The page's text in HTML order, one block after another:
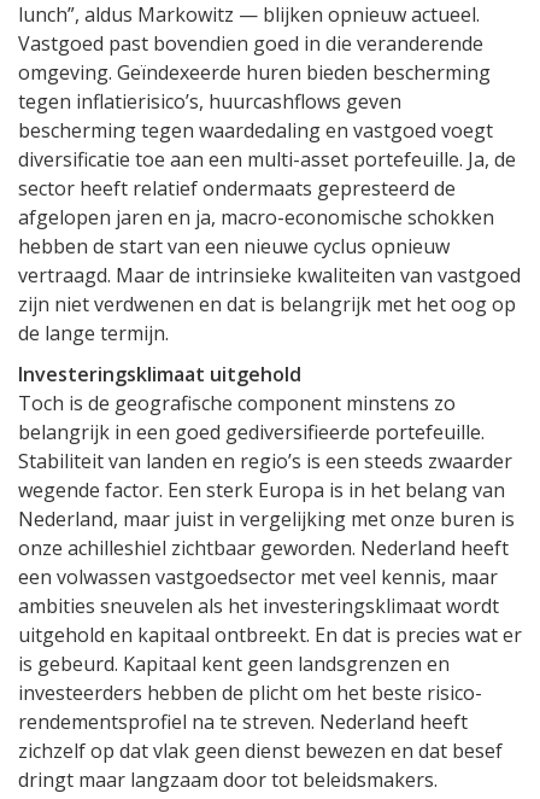
lunch”, aldus Markowitz — blijken opnieuw actueel.
Vastgoed past bovendien goed in die veranderende
omgeving. Geïndexeerde huren bieden bescherming
tegen inflatierisico’s, huurcashflows geven
bescherming tegen waardedaling en vastgoed voegt
diversificatie toe aan een multi-asset portefeuille. Ja, de
sector heeft relatief ondermaats gepresteerd de
afgelopen jaren en ja, macro-economische schokken
hebben de start van een nieuwe cyclus opnieuw
vertraagd. Maar de intrinsieke kwaliteiten van vastgoed
zijn niet verdwenen en dat is belangrijk met het oog op
de lange termijn.
Investeringsklimaat uitgehold
Toch is de geografische component minstens zo
belangrijk in een goed gediversifieerde portefeuille.
Stabiliteit van landen en regio’s is een steeds zwaarder
wegende factor. Een sterk Europa is in het belang van
Nederland, maar juist in vergelijking met onze buren is
onze achilleshiel zichtbaar geworden. Nederland heeft
een volwassen vastgoedsector met veel kennis, maar
ambities sneuvelen als het investeringsklimaat wordt
uitgehold en kapitaal ontbreekt. En dat is precies wat er
is gebeurd. Kapitaal kent geen landsgrenzen en
investeerders hebben de plicht om het beste risico-
rendementsprofiel na te streven. Nederland heeft
zichzelf op dat vlak geen dienst bewezen en dat besef
dringt maar langzaam door tot beleidsmakers.